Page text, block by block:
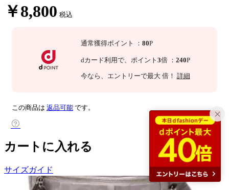
￥8,800 税込
通常獲得ポイント ： 80P
dカード利用で、 ポイント 3倍 ： 240P
今なら 、エントリーで最大 倍！ 詳細
この商品は 返品可能 です。
カートに入れる
サイズガイド